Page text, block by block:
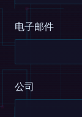
电子邮件
公司